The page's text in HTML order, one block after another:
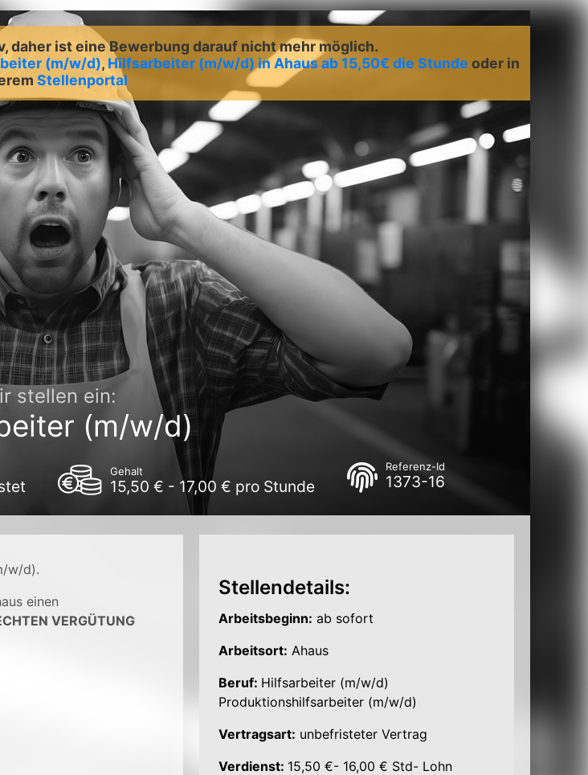
daher ist eine Bewerbung darauf nicht mehr möglich.
(m/w/d), Hilfsarbeiter (m/w/d) in Ahaus ab 15,50€ die Stunde oder in
Stellenportal
stellen ein:
(m/w/d)
Gehalt
15,50 € - 17,00 € pro Stunde
Referenz-Id
1373-16
w/d).
einen
VERGÜTUNG
Stellendetails:
Arbeitsbeginn: ab sofort
Arbeitsort: Ahaus
Beruf: Hilfsarbeiter (m/w/d)
Produktionshilfsarbeiter (m/w/d)
Vertragsart: unbefristeter Vertrag
Verdienst: 15,50 €- 16,00 € Std- Lohn